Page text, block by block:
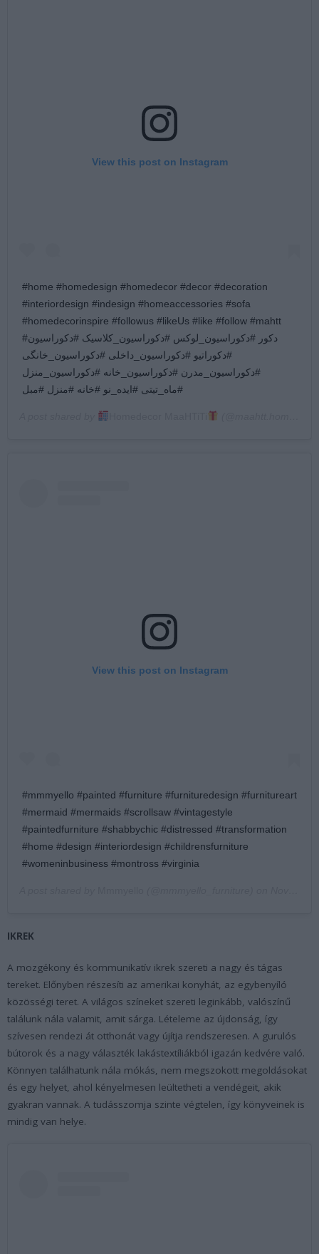
View this post on Instagram
#home #homedesign #homedecor #decor #decoration
#interiordesign #indesign #homeaccessories #sofa
#homedecorinspire #followus #likeUs #like #follow #mahtt
#دکور #دکوراسیون_لوکس #دکوراسیون_کلاسیک #دکوراسیون
#دکوراتیو #دکوراسیون_داخلی #دکوراسیون_خانگی
#دکوراسیون_مدرن #دکوراسیون_خانه #دکوراسیون_منزل
#ماه_تیتی #ایده_نو #خانه #منزل #مبل
View this post on Instagram
#mmmyello #painted #furniture #furnituredesign #furnitureart
#mermaid #mermaids #scrollsaw #vintagestyle
#paintedfurniture #shabbychic #distressed #transformation
#home #design #interiordesign #childrensfurniture
#womeninbusiness #montross #virginia
IKREK
A mozgékony és kommunikatív ikrek szereti a nagy és tágas
tereket. Előnyben részesíti az amerikai konyhát, az egybenyíló
közösségi teret. A világos színeket szereti leginkább, valószínű
találunk nála valamit, amit sárga. Lételeme az újdonság, így
szívesen rendezi át otthonát vagy újítja rendszeresen. A gurulós
bútorok és a nagy választék lakástextíliákból igazán kedvére való.
Könnyen találhatunk nála mókás, nem megszokott megoldásokat
és egy helyet, ahol kényelmesen leültetheti a vendégeit, akik
gyakran vannak. A tudásszomja szinte végtelen, így könyveinek is
mindig van helye.